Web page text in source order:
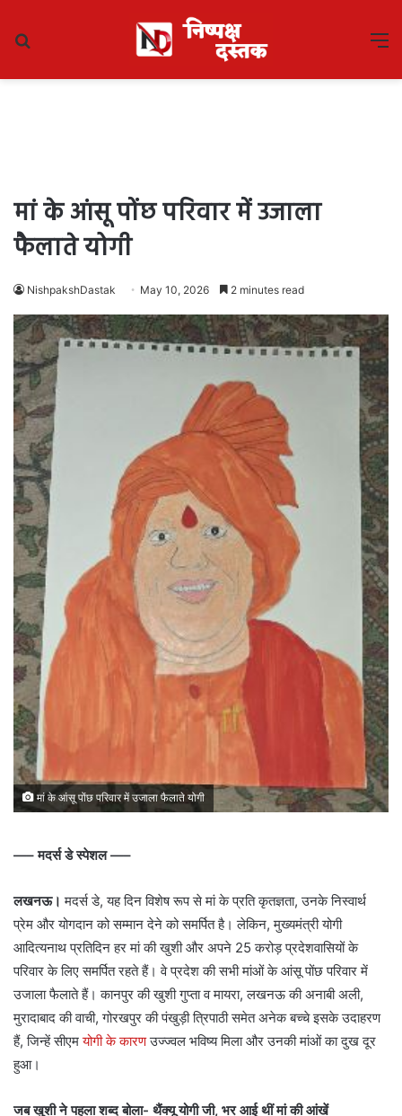
मां के आंसू पोंछ परिवार में उजाला
फैलाते योगी
NishpakshDastak May 10, 2026 2 minutes read
मां के आंसू पोंछ परिवार में उजाला फैलाते योगी
—– मदर्स डे स्पेशल —–
लखनऊ। मदर्स डे, यह दिन विशेष रूप से मां के प्रति कृतज्ञता, उनके निस्वार्थ
प्रेम और योगदान को सम्मान देने को समर्पित है। लेकिन, मुख्यमंत्री योगी
आदित्यनाथ प्रतिदिन हर मां की खुशी और अपने 25 करोड़ प्रदेशवासियों के
परिवार के लिए समर्पित रहते हैं। वे प्रदेश की सभी मांओं के आंसू पोंछ परिवार में
उजाला फैलाते हैं। कानपुर की खुशी गुप्ता व मायरा, लखनऊ की अनाबी अली,
मुरादाबाद की वाची, गोरखपुर की पंखुड़ी त्रिपाठी समेत अनेक बच्चे इसके उदाहरण
हैं, जिन्हें सीएमयोगी के कारणउज्ज्वल भविष्य मिला और उनकी मांओं का दुख दूर
हुआ।
जब खुशी ने पहला शब्द बोला- थैंक्यू योगी जी, भर आई थीं मां की आंखें